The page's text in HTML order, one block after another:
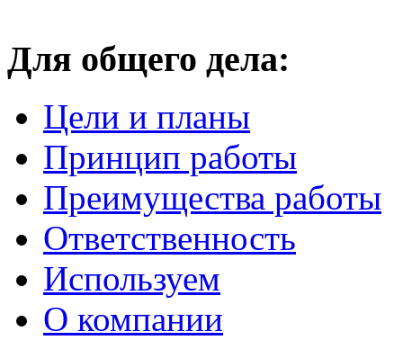
Для общего дела:
Цели и планы
Принцип работы
Преимущества работы
Ответственность
Используем
О компании